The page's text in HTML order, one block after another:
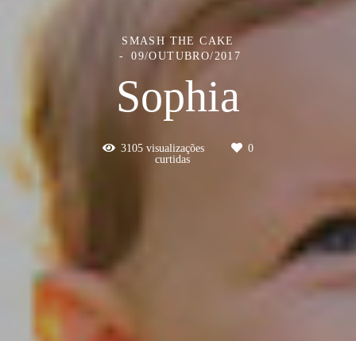
SMASH THE CAKE
09/OUTUBRO/2017
Sophia
3105 visualizações
0
curtidas